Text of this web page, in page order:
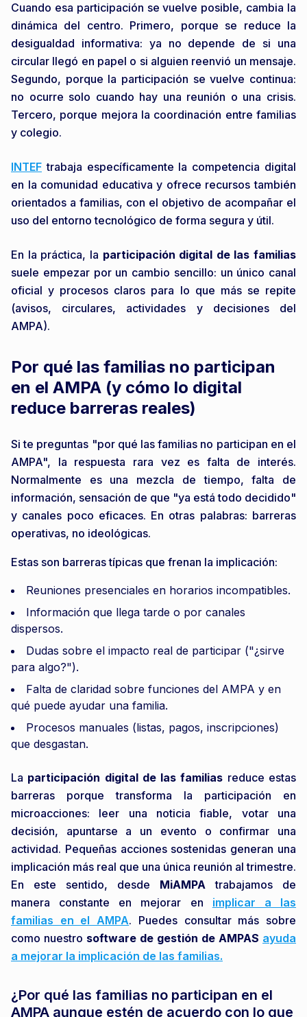
Cuando esa participación se vuelve posible, cambia la
dinámica del centro. Primero, porque se reduce la
desigualdad informativa: ya no depende de si una
circular llegó en papel o si alguien reenvió un mensaje.
Segundo, porque la participación se vuelve continua:
no ocurre solo cuando hay una reunión o una crisis.
Tercero, porque mejora la coordinación entre familias
y colegio.
INTEF trabaja específicamente la competencia digital
en la comunidad educativa y ofrece recursos también
orientados a familias, con el objetivo de acompañar el
uso del entorno tecnológico de forma segura y útil.
En la práctica, la participación digital de las familias
suele empezar por un cambio sencillo: un único canal
oficial y procesos claros para lo que más se repite
(avisos, circulares, actividades y decisiones del
AMPA).
Por qué las familias no participan
en el AMPA (y cómo lo digital
reduce barreras reales)
Si te preguntas "por qué las familias no participan en el
AMPA", la respuesta rara vez es falta de interés.
Normalmente es una mezcla de tiempo, falta de
información, sensación de que "ya está todo decidido"
y canales poco eficaces. En otras palabras: barreras
operativas, no ideológicas.
Estas son barreras típicas que frenan la implicación:
Reuniones presenciales en horarios incompatibles.
Información que llega tarde o por canales
dispersos.
Dudas sobre el impacto real de participar ("¿sirve
para algo?").
Falta de claridad sobre funciones del AMPA y en
qué puede ayudar una familia.
Procesos manuales (listas, pagos, inscripciones)
que desgastan.
La participación digital de las familias reduce estas
barreras porque transforma la participación en
microacciones: leer una noticia fiable, votar una
decisión, apuntarse a un evento o confirmar una
actividad. Pequeñas acciones sostenidas generan una
implicación más real que una única reunión al trimestre.
En este sentido, desde MiAMPA trabajamos de
manera constante en mejorar en implicar a las
familias en el AMPA. Puedes consultar más sobre
como nuestro software de gestión de AMPAS ayuda
a mejorar la implicación de las familias.
¿Por qué las familias no participan en el
AMPA aunque estén de acuerdo con lo que